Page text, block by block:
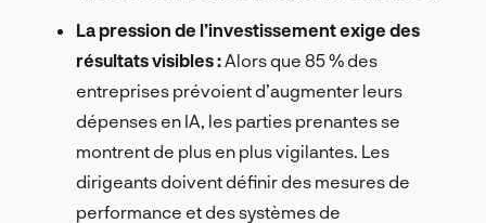
La pression de l’investissement exige des
résultats visibles : Alors que 85 % des
entreprises prévoient d’augmenter leurs
dépenses en IA, les parties prenantes se
montrent de plus en plus vigilantes. Les
dirigeants doivent définir des mesures de
performance et des systèmes de